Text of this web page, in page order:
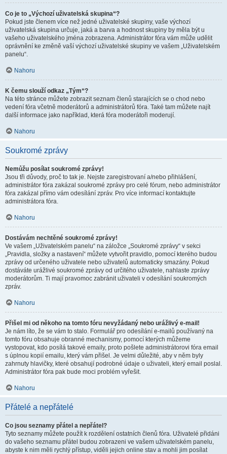
Co je to „Výchozí uživatelská skupina“?
Pokud jste členem více než jedné uživatelské skupiny, vaše výchozí
uživatelská skupina určuje, jaká a barva a hodnost skupiny by měla být u
vašeho uživatelského jména zobrazena. Administrátor fóra vám může udělit
oprávnění ke změně vaší výchozí uživatelské skupiny ve vašem „Uživatelském
panelu“.
Nahoru
K čemu slouží odkaz „Tým“?
Na této stránce můžete zobrazit seznam členů starajících se o chod nebo
vedení fóra včetně moderátorů a administrátorů fóra. Také tam můžete najít
další informace jako například, která fóra moderátoři moderují.
Nahoru
Soukromé zprávy
Nemůžu posílat soukromé zprávy!
Jsou tři důvody, proč to tak je. Nejste zaregistrovaní a/nebo přihlášení,
administrátor fóra zakázal soukromé zprávy pro celé fórum, nebo administrátor
fóra zakázal přímo vám odesílání zpráv. Pro více informací kontaktujte
administrátora fóra.
Nahoru
Dostávám nechtěné soukromé zprávy!
Ve vašem „Uživatelském panelu“ na záložce „Soukromé zprávy“ v sekci
„Pravidla, složky a nastavení“ můžete vytvořit pravidlo, pomocí kterého budou
zprávy od určeného uživatele nebo uživatelů automaticky smazány. Pokud
dostáváte urážlivé soukromé zprávy od určitého uživatele, nahlaste zprávy
moderátorům. Ti mají pravomoc zabránit uživateli v odesílání soukromých
zpráv.
Nahoru
Přišel mi od někoho na tomto fóru nevyžádaný nebo urážlivý e-mail!
Je nám líto, že se vám to stalo. Formulář pro odesílání e-mailů používaný na
tomto fóru obsahuje obranné mechanismy, pomocí kterých můžeme
vystopovat, kdo posílá takové emaily, proto pošlete administrátorovi fóra email
s úplnou kopií emailu, který vám přišel. Je velmi důležité, aby v něm byly
zahrnuty hlavičky, které obsahují podrobné údaje o uživateli, který email poslal.
Administrátor fóra pak bude moci problém vyřešit.
Nahoru
Přátelé a nepřátelé
Co jsou seznamy přátel a nepřátel?
Tyto seznamy můžete použít k rozdělení ostatních členů fóra. Uživatelé přidáni
do vašeho seznamu přátel budou zobrazeni ve vašem uživatelském panelu,
abyste k nim měli rychlý přístup, viděli jejich online stav a mohli jim posílat